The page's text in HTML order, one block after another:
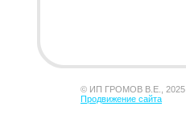
© ИП ГРОМОВ В.Е., 2025
Продвижение сайта